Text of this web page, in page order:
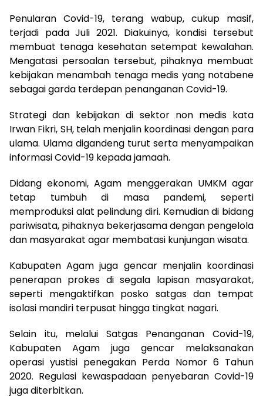
Penularan Covid-19, terang wabup, cukup masif,
terjadi pada Juli 2021. Diakuinya, kondisi tersebut
membuat tenaga kesehatan setempat kewalahan.
Mengatasi persoalan tersebut, pihaknya membuat
kebijakan menambah tenaga medis yang notabene
sebagai garda terdepan penanganan Covid-19.
Strategi dan kebijakan di sektor non medis kata
Irwan Fikri, SH, telah menjalin koordinasi dengan para
ulama. Ulama digandeng turut serta menyampaikan
informasi Covid-19 kepada jamaah.
Didang ekonomi, Agam menggerakan UMKM agar
tetap tumbuh di masa pandemi, seperti
memproduksi alat pelindung diri. Kemudian di bidang
pariwisata, pihaknya bekerjasama dengan pengelola
dan masyarakat agar membatasi kunjungan wisata.
Kabupaten Agam juga gencar menjalin koordinasi
penerapan prokes di segala lapisan masyarakat,
seperti mengaktifkan posko satgas dan tempat
isolasi mandiri terpusat hingga tingkat nagari.
Selain itu, melalui Satgas Penanganan Covid-19,
Kabupaten Agam juga gencar melaksanakan
operasi yustisi penegakan Perda Nomor 6 Tahun
2020. Regulasi kewaspadaan penyebaran Covid-19
juga diterbitkan.